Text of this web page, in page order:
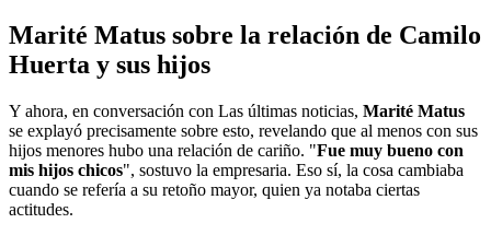
Marité Matus sobre la relación de Camilo
Huerta y sus hijos
Y ahora, en conversación con Las últimas noticias, Marité Matus
se explayó precisamente sobre esto, revelando que al menos con sus
hijos menores hubo una relación de cariño. "Fue muy bueno con
mis hijos chicos", sostuvo la empresaria. Eso sí, la cosa cambiaba
cuando se refería a su retoño mayor, quien ya notaba ciertas
actitudes.